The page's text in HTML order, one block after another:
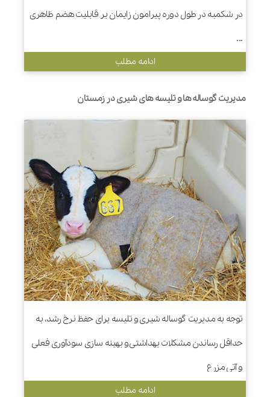
در شکمبه در طول دوره پیرامون زایمان بر قابلیت هضم ظاهری
...
ادامه مطلب
مدیریت گوساله ها و تلیسه های شیری در زمستان
توجه به مدیریت گوساله شیری و تلیسه برای حفظ نرخ رشد، به
حداقل رساندن مشکلات بهداشتی و بهینه سازی سودآوری فعلی
و آتی مزرع
ادامه مطلب